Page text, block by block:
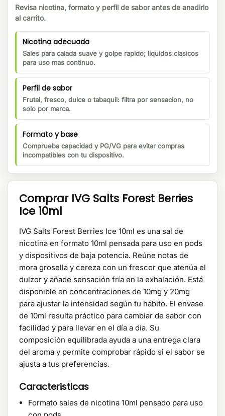
Revisa nicotina, formato y perfil de sabor antes de anadirlo
al carrito.
Nicotina adecuada
Sales para calada suave y golpe rapido; liquidos clasicos
para uso mas continuo.
Perfil de sabor
Frutal, fresco, dulce o tabaquil: filtra por sensacion, no
solo por marca.
Formato y base
Comprueba capacidad y PG/VG para evitar compras
incompatibles con tu dispositivo.
Comprar IVG Salts Forest Berries
Ice 10ml
IVG Salts Forest Berries Ice 10ml es una sal de
nicotina en formato 10ml pensada para uso en pods
y dispositivos de baja potencia. Reúne notas de
mora grosella y cereza con un frescor que atenúa el
dulzor y añade sensación fría en la exhalación. Está
disponible en concentraciones de 10mg y 20mg
para ajustar la intensidad según tu hábito. El envase
de 10ml resulta práctico para cambiar de sabor con
facilidad y para llevar en el día a día. Su
composición equilibrada ayuda a una entrega clara
del aroma y permite comprobar rápido si el sabor se
ajusta a tus preferencias.
Caracteristicas
Formato sales de nicotina 10ml pensado para uso